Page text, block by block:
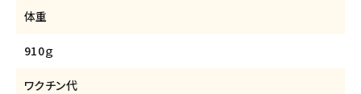
体重
910ｇ
ワクチン代